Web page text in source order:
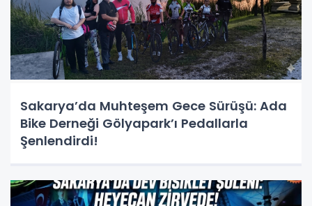
Sakarya’da Muhteşem Gece Sürüşü: Ada
Bike Derneği Gölyapark’ı Pedallarla
Şenlendirdi!